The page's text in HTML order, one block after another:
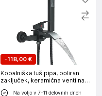
-118,00 €
Kopalniška tuš pipa, poliran
zaključek, keramična ventilna
jedra, mat črna
Na voljo v 7-11 delovnih dneh